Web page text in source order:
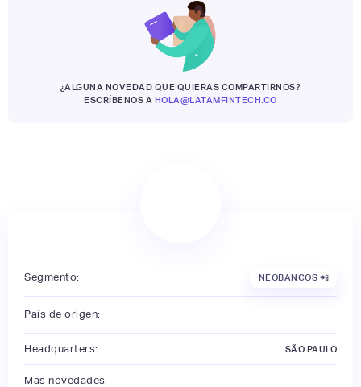
¿ALGUNA NOVEDAD QUE QUIERAS COMPARTIRNOS?
ESCRÍBENOS A HOLA@LATAMFINTECH.CO
Segmento: NEOBANCOS 📲
País de origen:
Headquarters: SÃO PAULO
Más novedades